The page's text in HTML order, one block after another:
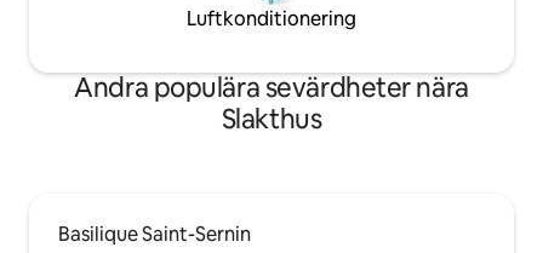
Luftkonditionering
Andra populära sevärdheter nära
Slakthus
Basilique Saint-Sernin